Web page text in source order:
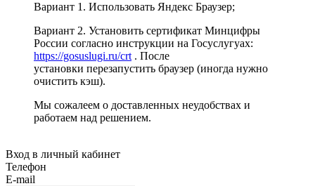
Вариант 1. Использовать Яндекс Браузер;
Вариант 2. Установить сертификат Минцифры
России согласно инструкции на Госуслугуах:
https://gosuslugi.ru/crt . После
установки перезапустить браузер (иногда нужно
очистить кэш).
Мы сожалеем о доставленных неудобствах и
работаем над решением.
Вход в личный кабинет
Телефон
E-mail